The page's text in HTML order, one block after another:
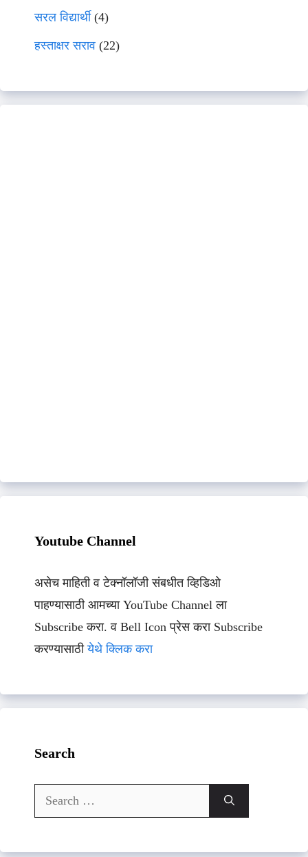
सरल विद्यार्थी(4)
हस्ताक्षर सराव (22)
Youtube Channel
असेच माहिती व टेक्नॉलॉजी संबधीत व्हिडिओ
पाहण्यासाठी आमच्या YouTube Channel ला
Subscribe करा. व Bell Icon प्रेस करा Subscribe
करण्यासाठीयेथे क्लिक करा
Search
Search
for: